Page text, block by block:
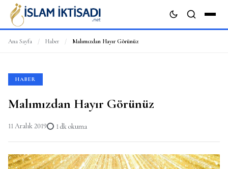
Ana Sayfa / Haber / Malımızdan Hayır Görünüz
HABER
Malımızdan Hayır Görünüz
11 Aralık 2019 1 dk okuma